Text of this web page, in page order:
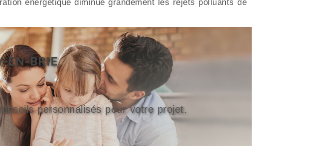
énergétique diminue grandement les rejets polluants de
EN-BRIE
personnalisés pour votre projet.